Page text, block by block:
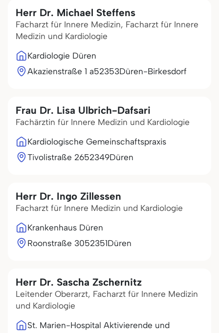
Herr Dr. Michael Steffens
Facharzt für Innere Medizin, Facharzt für Innere
Medizin und Kardiologie
Kardiologie Düren
Akazienstraße 1 a52353Düren-Birkesdorf
Frau Dr. Lisa Ulbrich-Dafsari
Fachärztin für Innere Medizin und Kardiologie
Kardiologische Gemeinschaftspraxis
Tivolistraße 2652349Düren
Herr Dr. Ingo Zillessen
Facharzt für Innere Medizin und Kardiologie
Krankenhaus Düren
Roonstraße 3052351Düren
Herr Dr. Sascha Zschernitz
Leitender Oberarzt, Facharzt für Innere Medizin
und Kardiologie
St. Marien-Hospital Aktivierende und